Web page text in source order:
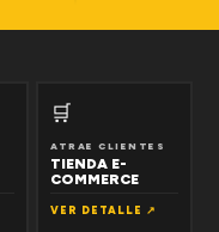
🛒
ATRAE CLIENTES
TIENDA E-
COMMERCE
VER DETALLE ↗